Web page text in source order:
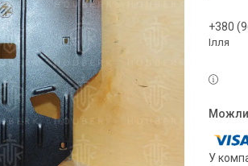
+380
Ілля
У